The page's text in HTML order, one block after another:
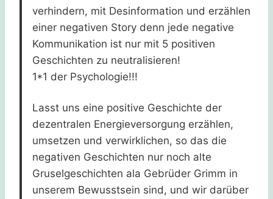
verhindern, mit Desinformation und erzählen
einer negativen Story denn jede negative
Kommunikation ist nur mit 5 positiven
Geschichten zu neutralisieren!
1*1 der Psychologie!!!
Lasst uns eine positive Geschichte der
dezentralen Energieversorgung erzählen,
umsetzen und verwirklichen, so das die
negativen Geschichten nur noch alte
Gruselgeschichten ala Gebrüder Grimm in
unserem Bewusstsein sind, und wir darüber